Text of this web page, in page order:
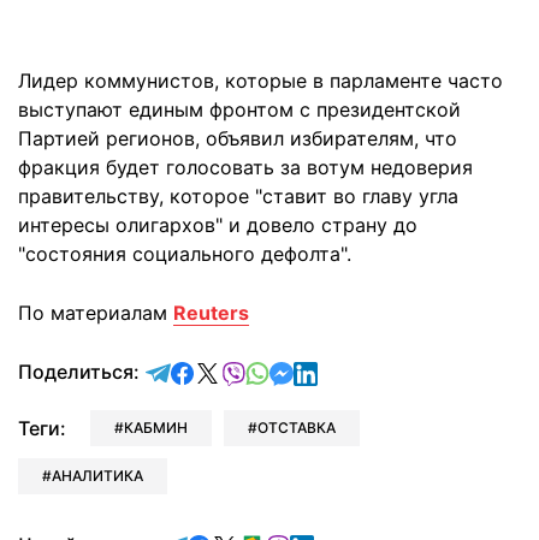
Лидер коммунистов, которые в парламенте часто
выступают единым фронтом с президентской
Партией регионов, объявил избирателям, что
фракция будет голосовать за вотум недоверия
правительству, которое "ставит во главу угла
интересы олигархов" и довело страну до
"состояния социального дефолта".
По материалам Reuters
Поделиться: отправить в Telegram
поделиться в Facebook
поделиться в X
отправить в Viber
отправить в Whatsapp
отправить в Messenger
отправить в LinkedIn
Теги: КАБМИН ОТСТАВКА
АНАЛИТИКА